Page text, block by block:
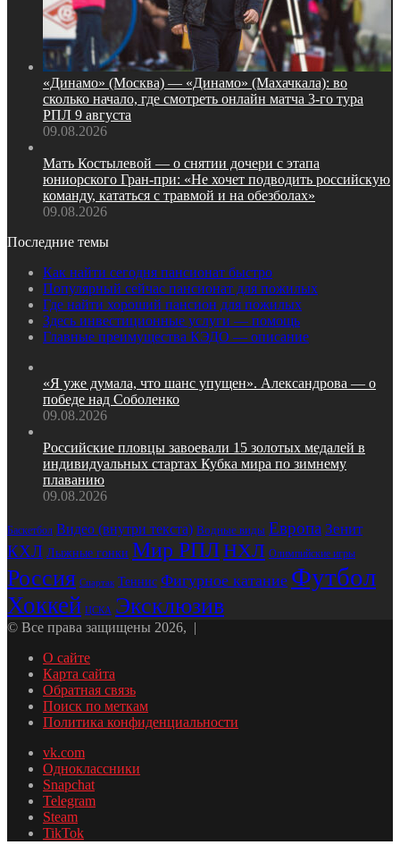
«Динамо» (Москва) — «Динамо» (Махачкала): во
сколько начало, где смотреть онлайн матча 3‑го тура
РПЛ 9 августа
09.08.2026
Мать Костылевой — о снятии дочери с этапа
юниорского Гран‑при: «Не хочет подводить российскую
команду, кататься с травмой и на обезболах»
09.08.2026
Последние темы
Как найти сегодня пансионат быстро
Популярный сейчас пансионат для пожилых
Где найти хороший пансион для пожилых
Здесь инвестиционные услуги — помощь
Главные преимущества КЭДО — описание
«Я уже думала, что шанс упущен». Александрова — о
победе над Соболенко
09.08.2026
Российские пловцы завоевали 15 золотых медалей в
индивидуальных стартах Кубка мира по зимнему
плаванию
09.08.2026
Баскетбол Видео (внутри текста) Водные виды Европа Зенит
КХЛ Лыжные гонки Мир РПЛНХЛ Олимпийские игры
Россия Спартак Теннис Фигурное катание Футбол
Хоккей ЦСКА Эксклюзив
© Все права защищены 2026, |
О сайте
Карта сайта
Обратная связь
Поиск по меткам
Политика конфиденциальности
vk.com
Одноклассники
Snapchat
Telegram
Steam
TikTok